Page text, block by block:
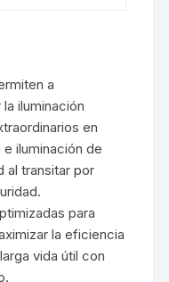
a
iluminación
en
iluminación de
al transitar por
para
la eficiencia
vida útil con